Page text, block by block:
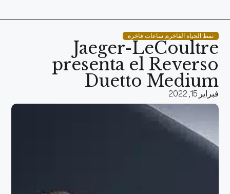
نمط الحياة الفاخرة ساعات فاخرة
Jaeger-LeCoultre
presenta el Reverso
Duetto Medium
فبراير 15, 2022